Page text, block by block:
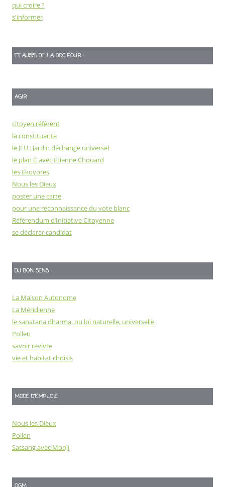
qui croire ?
s'informer
ET AUSSI DE LA DOC POUR :
AGIR
citoyen référent
la constituante
le JEU : Jardin déchange universel
le plan C avec Etienne Chouard
les Ekovores
Nous les Dieux
poster une carte
pour une reconnaissance du vote blanc
Référendum d’Initiative Citoyenne
se déclarer candidat
DU BON SENS
La Maison Autonome
La Méridienne
le sanatana dharma, ou loi naturelle, universelle
Pollen
savoir revivre
vie et habitat choisis
MODE D'EMPLOIE
Nous les Dieux
Pollen
Satsang avec Mooji